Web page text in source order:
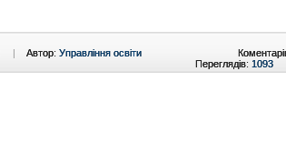
| Автор: Управління освіти
Переглядів: 1093